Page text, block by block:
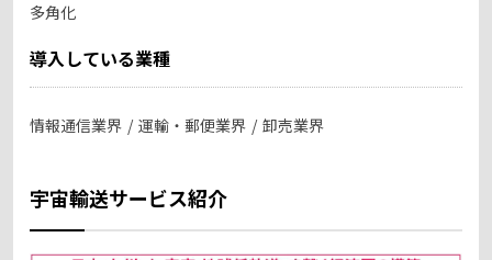
多角化
導入している業種
情報通信業界 運輸・郵便業界 卸売業界
宇宙輸送サービス紹介